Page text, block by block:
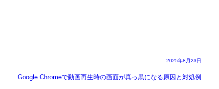
2025年8月23日
Google Chromeで動画再生時の画面が真っ黒になる原因と対処例